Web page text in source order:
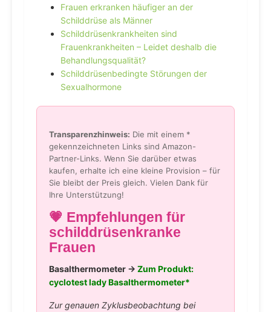
Frauen erkranken häufiger an der
Schilddrüse als Männer
Schilddrüsenkrankheiten sind
Frauenkrankheiten – Leidet deshalb die
Behandlungsqualität?
Schilddrüsenbedingte Störungen der
Sexualhormone
Transparenzhinweis: Die mit einem *
gekennzeichneten Links sind Amazon-
Partner-Links. Wenn Sie darüber etwas
kaufen, erhalte ich eine kleine Provision – für
Sie bleibt der Preis gleich. Vielen Dank für
Ihre Unterstützung!
💗 Empfehlungen für
schilddrüsenkranke
Frauen
Basalthermometer → Zum Produkt:
cyclotest lady Basalthermometer*
Zur genauen Zyklusbeobachtung bei